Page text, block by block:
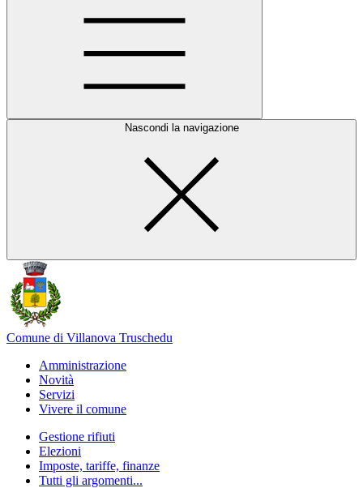
Nascondi la navigazione
Comune di Villanova Truschedu
Amministrazione
Novità
Servizi
Vivere il comune
Gestione rifiuti
Elezioni
Imposte, tariffe, finanze
Tutti gli argomenti...